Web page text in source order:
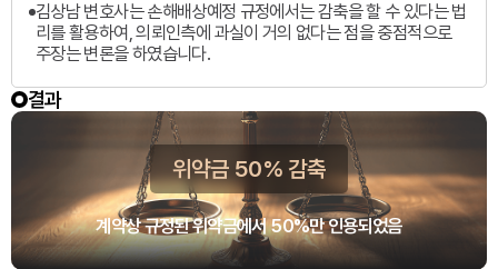
김상남 변호사는 손해배상예정 규정에서는 감축을 할 수 있다는 법
리를 활용하여, 의뢰인측에 과실이 거의 없다는 점을 중점적으로
주장는 변론을 하였습니다.
결과
위약금 50% 감축
계약상 규정된 위약금에서 50%만 인용되었음